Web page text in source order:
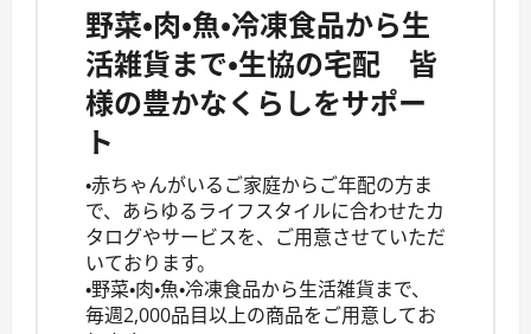
野菜・肉・魚・冷凍食品から生
活雑貨まで・生協の宅配 皆
様の豊かなくらしをサポー
ト
・赤ちゃんがいるご家庭からご年配の方ま
で、あらゆるライフスタイルに合わせたカ
タログやサービスを、ご用意させていただ
いております。
・野菜・肉・魚・冷凍食品から生活雑貨まで、
毎週2,000品目以上の商品をご用意してお